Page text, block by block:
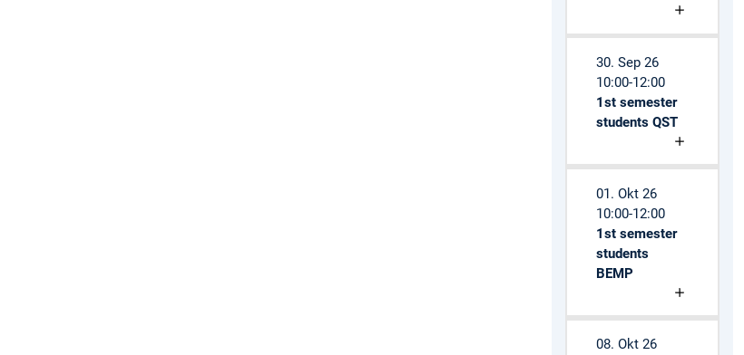
30. Sep 26
10:00-12:00
1st semester
students QST
01. Okt 26
10:00-12:00
1st semester
students
BEMP
08. Okt 26